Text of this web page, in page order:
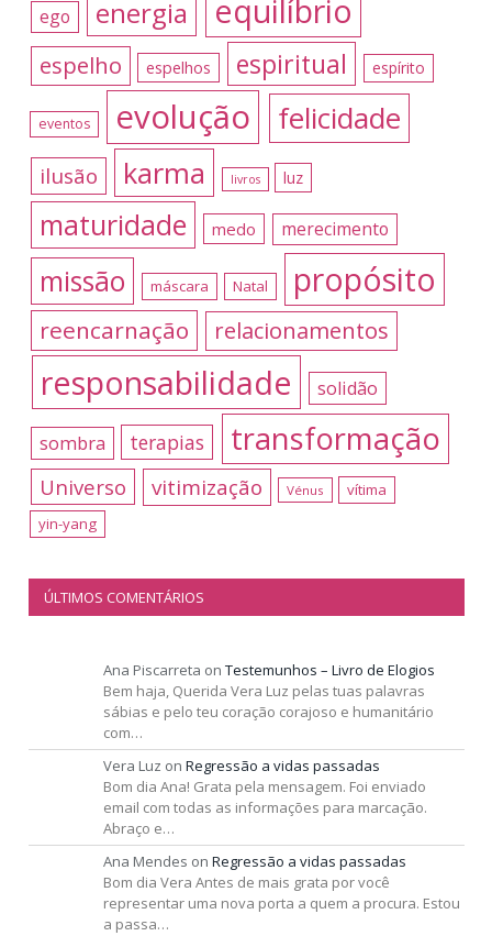
ego energia equilíbrio
espelho espelhos espiritual espírito
eventos evolução felicidade
ilusão karma livros luz
maturidade medo merecimento
missão máscara Natal propósito
reencarnação relacionamentos
responsabilidade solidão
sombra terapias transformação
Universo vitimização Vénus
vítima
yin-yang
ÚLTIMOS COMENTÁRIOS
Ana Piscarreta on Testemunhos – Livro de Elogios
Bem haja, Querida Vera Luz pelas tuas palavras
sábias e pelo teu coração corajoso e humanitário
com…
Vera Luz on Regressão a vidas passadas
Bom dia Ana! Grata pela mensagem. Foi enviado
email com todas as informações para marcação.
Abraço e…
Ana Mendes on Regressão a vidas passadas
Bom dia Vera Antes de mais grata por você
representar uma nova porta a quem a procura. Estou
a passa…